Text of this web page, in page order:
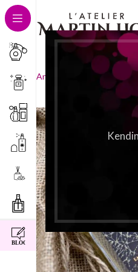
instagram
facebook
Ana Sayfa Herznoten Anis